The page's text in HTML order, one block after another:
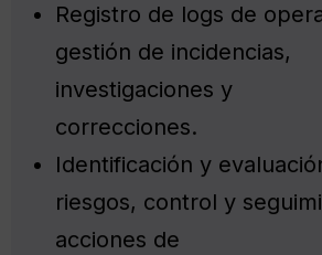
Registro de logs de
gestión de incidencias,
investigaciones y
correcciones.
Identificación y
riesgos, control y
acciones de